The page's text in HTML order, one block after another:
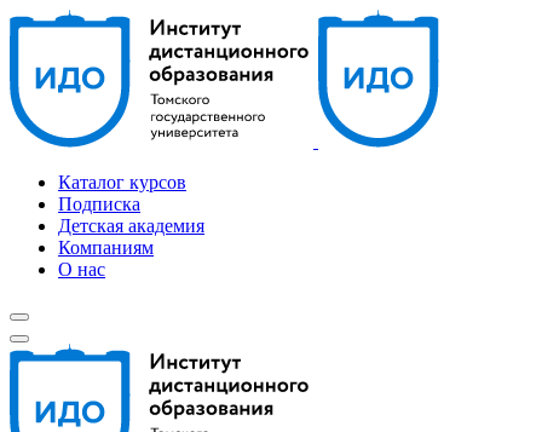
Каталог курсов
Подписка
Детская академия
Компаниям
О нас